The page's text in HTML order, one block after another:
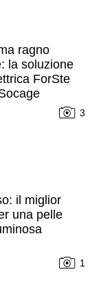
ragno
la soluzione
ForSte
3
il miglior
una pelle
1